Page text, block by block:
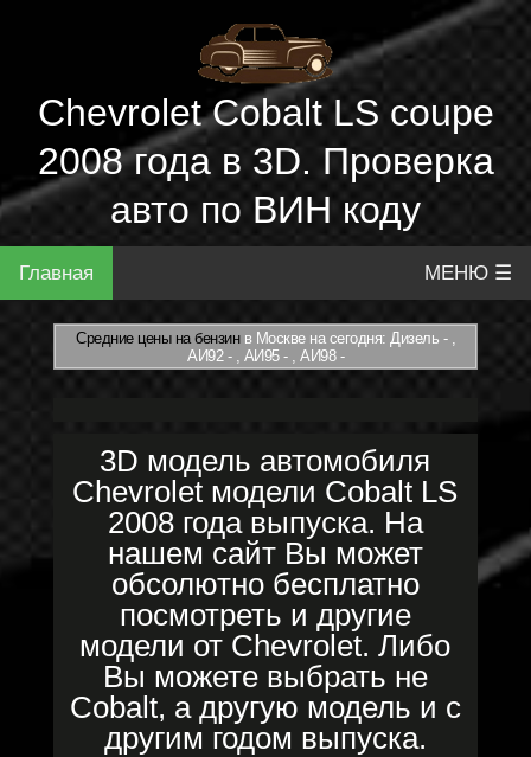
Chevrolet Cobalt LS coupe
2008 года в 3D. Проверка
авто по ВИН коду
Главная МЕНЮ ☰
Средние цены на бензинв Москве на сегодня: Дизель - ,
АИ92 - , АИ95 - , АИ98 -
3D модель автомобиля
Chevrolet модели Cobalt LS
2008 года выпуска. На
нашем сайт Вы может
обсолютно бесплатно
посмотреть и другие
модели от Chevrolet. Либо
Вы можете выбрать не
Cobalt, а другую модель и с
другим годом выпуска.